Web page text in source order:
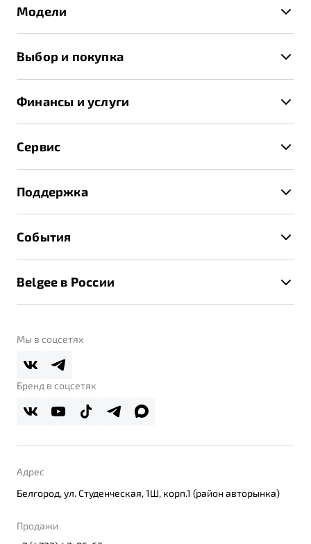
Модели
X70
Выбор и покупка
Записаться на тест-драйв
Получить предложение
Финансы и услуги
Страхование
Расчет КАСКО
Сервис
Техническое обслуживание
Калькулятор ТО
Поддержка
Помощь на дорогах
Belgee Линк
Belgee Плюс
Реферальная программа
События
Belgee в России
О дилерском центре
Правовая информация
Мы в соцсетях
Бренд в соцсетях
Адрес
Белгород, ул. Студенческая, 1Ш, корп.1 (район авторынка)
Продажи